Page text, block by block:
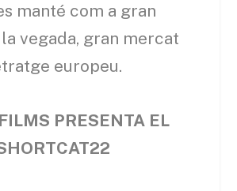
manté com a gran
vegada, gran mercat
europeu.
PRESENTA EL